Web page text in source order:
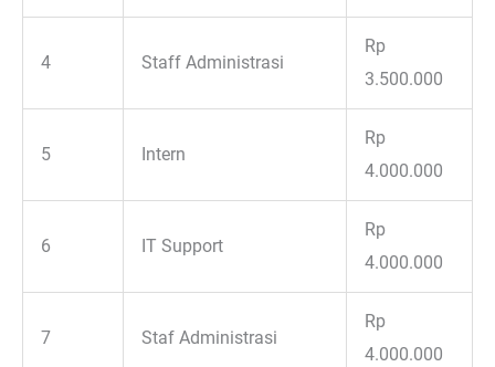
4 Staff Administrasi
Rp
3.500.000
5 Intern
Rp
4.000.000
6 IT Support
Rp
4.000.000
7 Staf Administrasi
Rp
4.000.000